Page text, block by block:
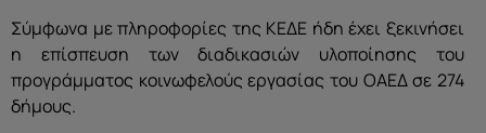
Σύμφωνα με πληροφορίες της ΚΕΔΕ ήδη έχει ξεκινήσει
η επίσπευση των διαδικασιών υλοποίησης του
προγράμματος κοινωφελούς εργασίας του ΟΑΕΔ σε 274
δήμους.